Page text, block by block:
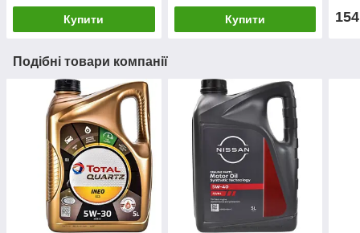
Купити Купити 154
Подібні товари компанії